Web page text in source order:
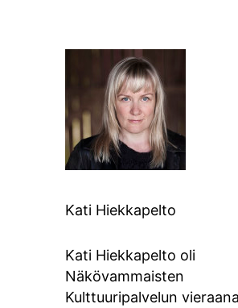
Kati Hiekkapelto
Kati Hiekkapelto oli
Näkövammaisten
Kulttuuripalvelun